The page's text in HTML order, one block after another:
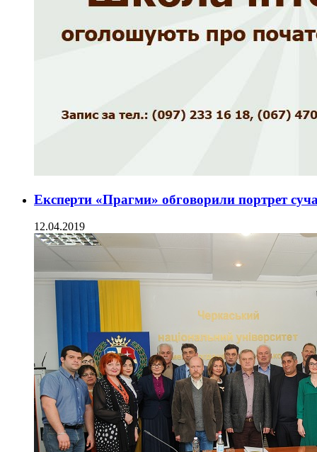
Експерти «Прагми» обговорили портрет
12.04.2019